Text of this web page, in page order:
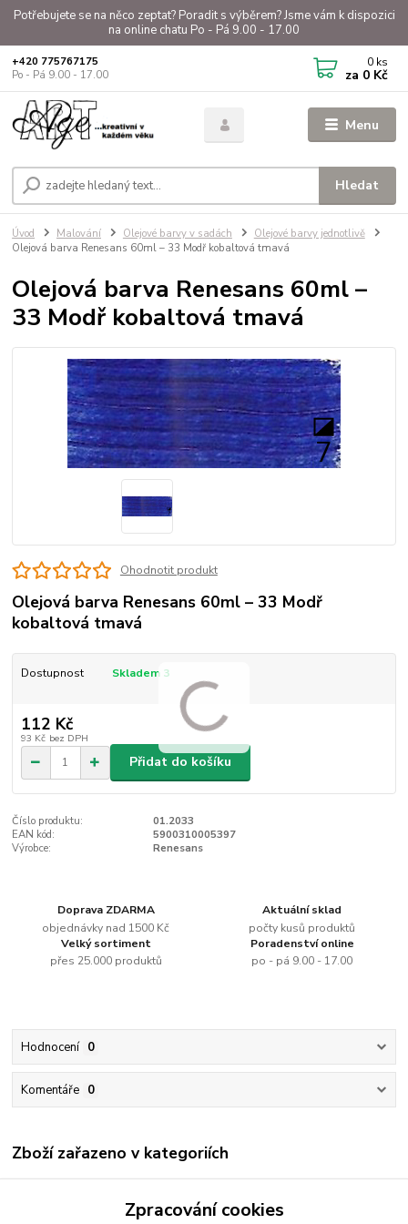
Potřebujete se na něco zeptat? Poradit s výběrem? Jsme vám k dispozici
na online chatu Po - Pá 9.00 - 17.00
Menu
Hledat
+420 775767175
Po - Pá 9.00 - 17.00
0 ks
za 0 Kč
Úvod Malování Olejové barvy v sadách
Olejové barvy jednotlivě
Olejová barva Renesans 60ml – 33 Modř kobaltová tmavá
Olejová barva Renesans 60ml –
33 Modř kobaltová tmavá
Ohodnotit produkt
Olejová barva Renesans 60ml – 33 Modř
kobaltová tmavá
Dostupnost Skladem 3
112 Kč
93 Kč bez DPH
Přidat do košíku
Číslo produktu:
01.2033
EAN kód:
5900310005397
Výrobce:
Renesans
Doprava ZDARMA
objednávky nad 1500 Kč
Aktuální sklad
počty kusů produktů
Velký sortiment
přes 25.000 produktů
Poradenství online
po - pá 9.00 - 17.00
Hodnocení 0
Komentáře 0
Zboží zařazeno v kategoriích
Renesans
Olejové barvy jednotlivěZpracování cookies